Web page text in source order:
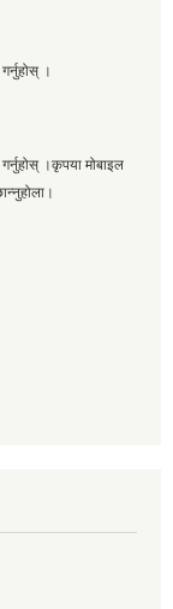
गर्नुहोस् ।
गर्नुहोस् ।कृपया मोबाइल